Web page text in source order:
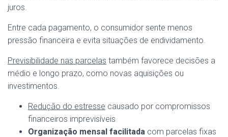
juros.
Entre cada pagamento, o consumidor sente menos
pressão financeira e evita situações de endividamento.
Previsibilidade nas parcelas também favorece decisões a
médio e longo prazo, como novas aquisições ou
investimentos.
Redução do estresse causado por compromissos
financeiros imprevisíveis
Organização mensal facilitada com parcelas fixas